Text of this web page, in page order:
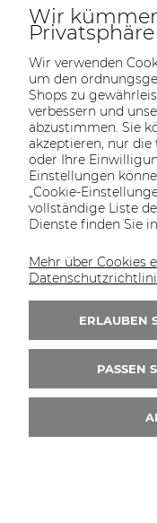
exkl.
Wir
Privatsphäre
Wir verwenden
um den
Shops zu
verbessern und
abzustimmen. Sie
akzeptieren, nur
oder Ihre
Einstellungen
„Cookie-
vollständige Liste
Dienste finden Sie
Mehr über Cookies
ERLAUBEN
PASSEN